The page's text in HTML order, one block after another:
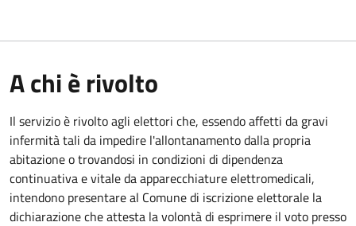
A chi è rivolto
Il servizio è rivolto agli elettori che, essendo affetti da gravi
infermità tali da impedire l'allontanamento dalla propria
abitazione o trovandosi in condizioni di dipendenza
continuativa e vitale da apparecchiature elettromedicali,
intendono presentare al Comune di iscrizione elettorale la
dichiarazione che attesta la volontà di esprimere il voto presso